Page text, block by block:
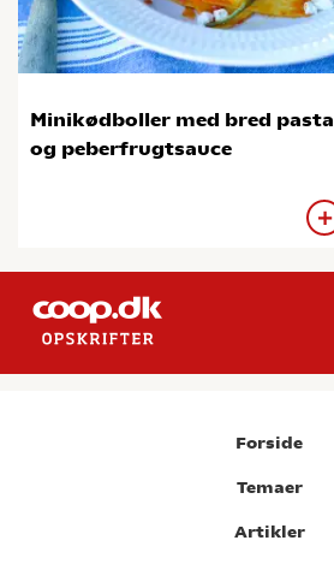
Minikødboller med bred pasta
og peberfrugtsauce
Forside
Temaer
Artikler